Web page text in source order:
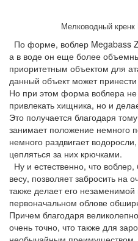
Мелководный
По форме, воблер Megabass
а в воде он еще более
приоритетным объектом для
данный объект может
Но при этом форма воблера не
привлекать хищника, но и
Это получается благодаря
занимает положение немного
немного раздвигает
цепляться за них крючками.
Ну и естественно, что
весу, позволяет забросить на
также делает его
первоначальном облове
Причем благодаря
очень точно, что также для